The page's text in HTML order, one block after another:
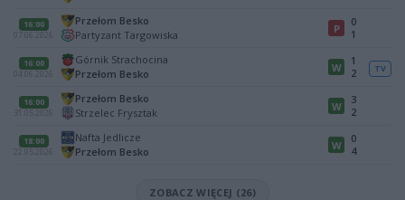
16:00
07.06.2026
Przełom Besko
Partyzant Targowiska
P
0
1
16:00
04.06.2026
Górnik Strachocina
Przełom Besko
W
1
2
TV
16:00
31.05.2026
Przełom Besko
Strzelec Frysztak
W
3
2
18:00
22.05.2026
Nafta Jedlicze
Przełom Besko
W
0
4
ZOBACZ WIĘCEJ (26)